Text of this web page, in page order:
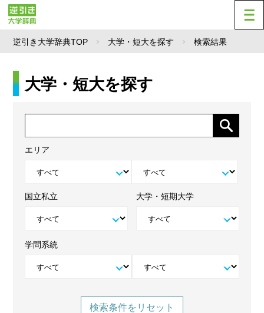
逆引き大学辞典TOP 大学・短大を探す 検索結果
大学・短大を探す
エリア
国立私立 大学・短期大学
学問系統
検索条件をリセット